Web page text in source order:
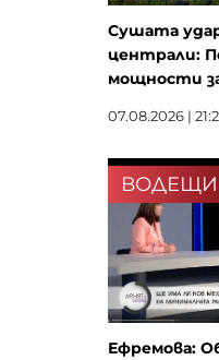
Сушата
централи:
мощности
07.08.2026 |
ВОДЕЩИ
Ефремова: